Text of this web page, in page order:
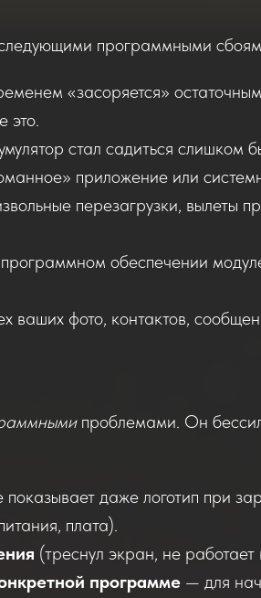
программными
«засоряется»
это.
стал садиться
приложение или
перезагрузки, вылеты
обеспечении
ваших фото, контактов,
проблемами. Он
показывает даже логотип при
плата).
(треснул экран, не
программе — для